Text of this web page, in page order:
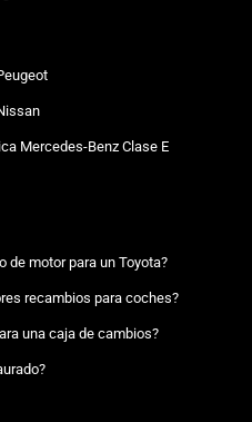
Mercedes-Benz Clase E
de motor para un Toyota?
recambios para coches?
una caja de cambios?